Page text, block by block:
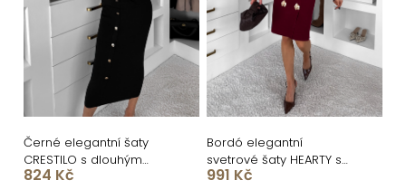
Černé elegantní šaty
CRESTILO s dlouhým
rukávem
824 Kč
Bordó elegantní
svetrové šaty HEARTY s
dlouhým rukávem
991 Kč